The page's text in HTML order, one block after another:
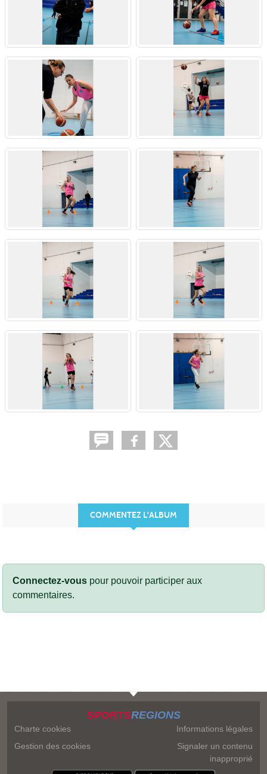
COMMENTEZ L'ALBUM
Connectez-vous pour pouvoir participer aux
commentaires.
SPORTSREGIONS
Charte cookies
Gestion des cookies
Informations légales
Signaler un contenu
inapproprié